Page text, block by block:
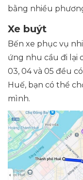
bằng nhiều
Xe buýt
Bến xe phục vụ
ứng nhu cầu đi lại
03, 04 và 05 đều
Huế, bạn có thể
mình.